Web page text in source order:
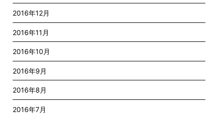
2016年12月
2016年11月
2016年10月
2016年9月
2016年8月
2016年7月